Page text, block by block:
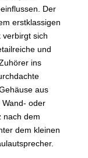
Der
erstklassigen
verbirgt sich
und
ins
aus
oder
nach dem
dem kleinen